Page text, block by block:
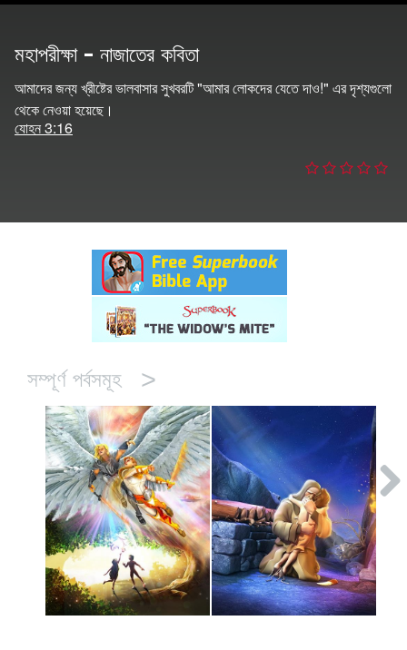
মহাপরীক্ষা - নাজাতের কবিতা
আমাদের জন্য খ্রীষ্টের ভালবাসার সুখবরটি "আমার লোকদের যেতে দাও!" এর দৃশ্যগুলো
থেকে নেওয়া হয়েছে।
যোহন 3:16
সম্পূর্ণ পর্বসমূহ >